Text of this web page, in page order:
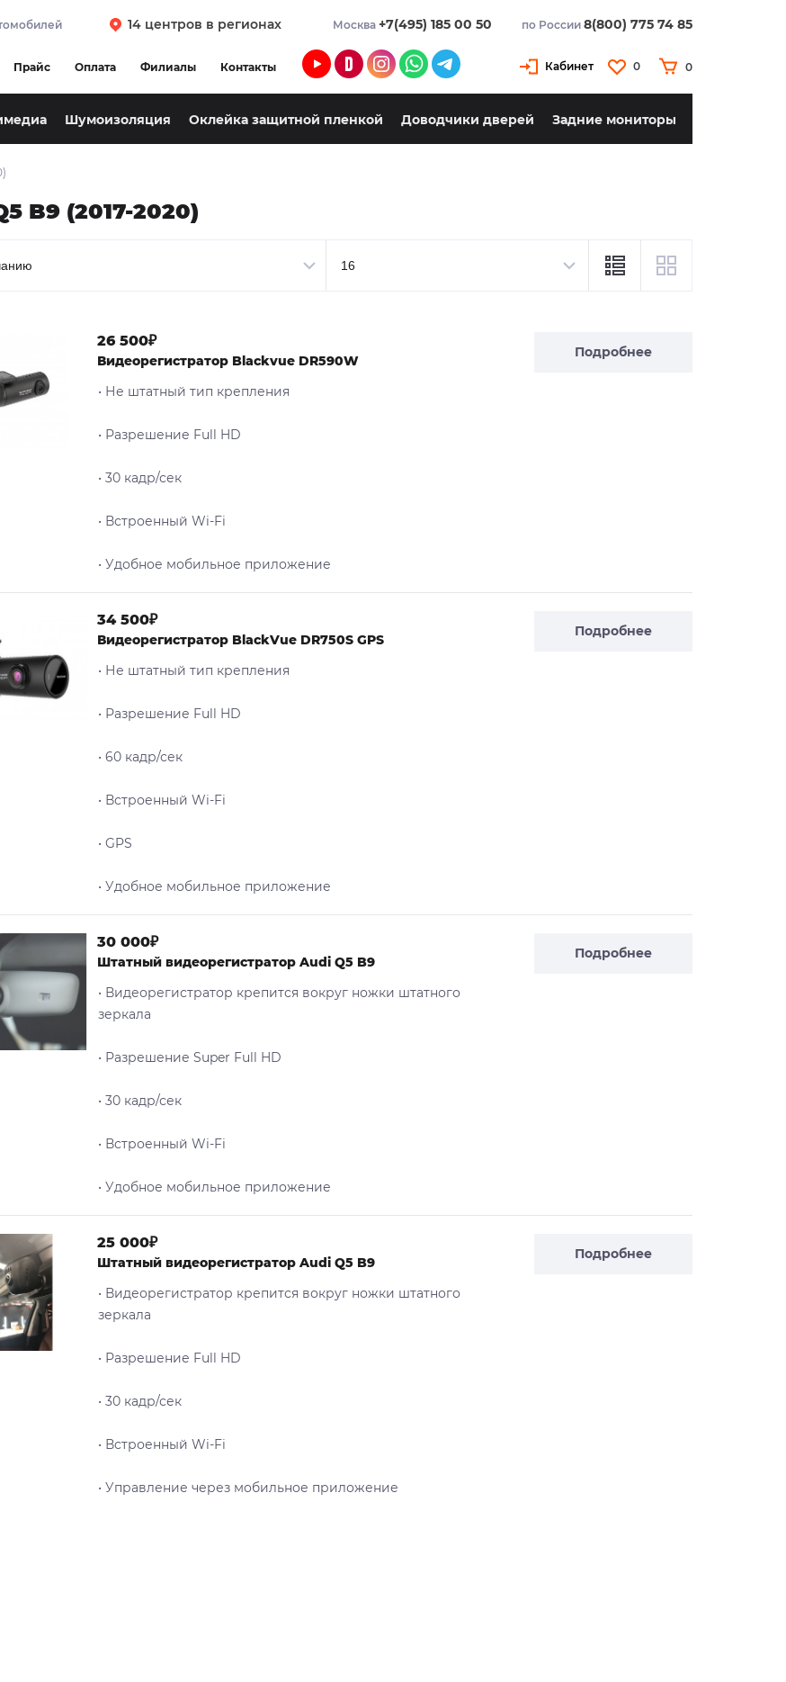
14 центров в регионах Москва +7(495) 185 00 50 по России 8(800) 775 74 85
Прайс Оплата Филиалы Контакты Кабинет 0 0
Шумоизоляция Оклейка защитной пленкой Доводчики дверей Задние мониторы
B9 (2017-2020)
Подробнее
26 500₽
Видеорегистратор Blackvue DR590W
• Не штатный тип крепления
• Разрешение Full HD
• 30 кадр/сек
• Встроенный Wi-Fi
• Удобное мобильное приложение
Подробнее
34 500₽
Видеорегистратор BlackVue DR750S GPS
• Не штатный тип крепления
• Разрешение Full HD
• 60 кадр/сек
• Встроенный Wi-Fi
• GPS
• Удобное мобильное приложение
Подробнее
30 000₽
Штатный видеорегистратор Audi Q5 B9
• Видеорегистратор крепится вокруг ножки штатного
зеркала
• Разрешение Super Full HD
• 30 кадр/сек
• Встроенный Wi-Fi
• Удобное мобильное приложение
Подробнее
25 000₽
Штатный видеорегистратор Audi Q5 B9
• Видеорегистратор крепится вокруг ножки штатного
зеркала
• Разрешение Full HD
• 30 кадр/сек
• Встроенный Wi-Fi
• Управление через мобильное приложение